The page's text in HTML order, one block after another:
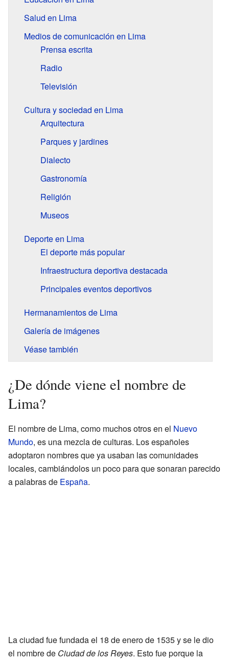
Salud en Lima
Medios de comunicación en Lima
Prensa escrita
Radio
Televisión
Cultura y sociedad en Lima
Arquitectura
Parques y jardines
Dialecto
Gastronomía
Religión
Museos
Deporte en Lima
El deporte más popular
Infraestructura deportiva destacada
Principales eventos deportivos
Hermanamientos de Lima
Galería de imágenes
Véase también
¿De dónde viene el nombre de
Lima?
El nombre de Lima, como muchos otros en el Nuevo
Mundo, es una mezcla de culturas. Los españoles
adoptaron nombres que ya usaban las comunidades
locales, cambiándolos un poco para que sonaran parecido
a palabras de España.
La ciudad fue fundada el 18 de enero de 1535 y se le dio
el nombre de Ciudad de los Reyes. Esto fue porque la